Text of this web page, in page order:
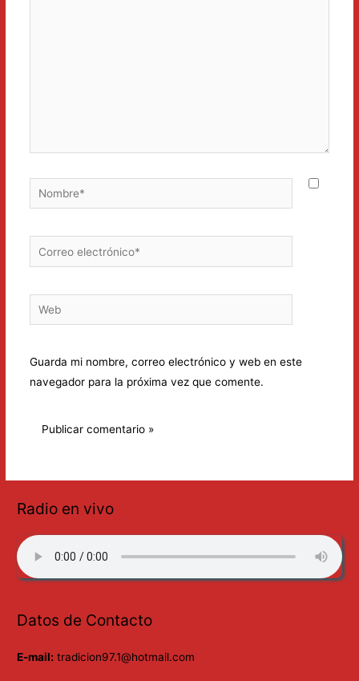
Nombre*
Correo
electrónico*
Web
Guarda mi nombre, correo electrónico y web en este
navegador para la próxima vez que comente.
Radio en vivo
Datos de Contacto
E-mail: tradicion97.1@hotmail.com